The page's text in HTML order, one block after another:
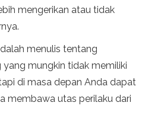
mengerikan atau tidak
menulis tentang
mungkin tidak memiliki
di masa depan Anda dapat
membawa utas perilaku dari